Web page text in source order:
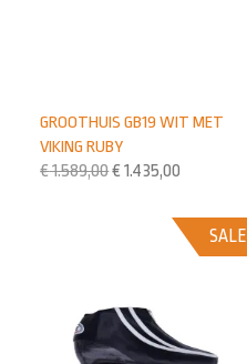
GROOTHUIS GB19 WIT MET
VIKING RUBY
€1.589,00€ 1.435,00
SALE